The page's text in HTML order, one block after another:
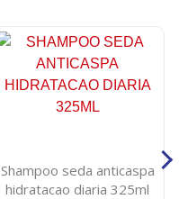
Shampoo seda anticaspa
hidratacao diaria 325ml